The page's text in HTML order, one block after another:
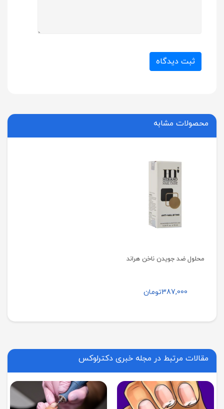
ثبت دیدگاه
محصولات مشابه
محلول ضد جویدن ناخن هراند
387,000تومان
مقالات مرتبط در مجله خبری دکترلوکس